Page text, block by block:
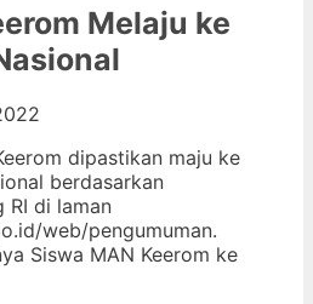
Melaju ke
dipastikan maju ke
berdasarkan
RI di laman
web/pengumuman.
Siswa MAN Keerom ke